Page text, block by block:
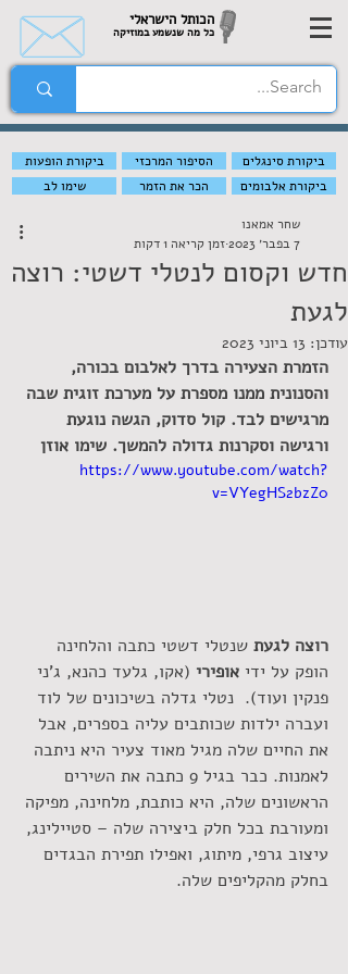
הכותל הישראלי
כל מה שנשמע במוזיקה
ביקורת הופעות הסיפור המרכזי
ביקורת סינגלים
שימו לב
הכר את הזמר ביקורת אלבומים
חדש וקסום לנטלי דשטי: רוצה
לגעת
שחר אמאנו
7 בפבר׳ 2023
זמן קריאה 1 דקות
עודכן: 13 ביוני 2023
הזמרת הצעירה בדרך לאלבום בכורה,
והסנונית ממנו מספרת על מערכת זוגית שבה
מרגישים לבד. קול סדוק, הגשה נוגעת
ורגישה וסקרנות גדולה להמשך. שימו אוזן
https://www.youtube.com/watch?
v=VYegHS2bzZ0
רוצה לגעת שנטלי דשטי כתבה והלחינה
הופק על ידי אופירי (אקו, גלעד כהנא, ג'ני
פנקין ועוד).  נטלי גדלה בשיכונים של לוד
ועברה ילדות שכותבים עליה בספרים, אבל
את החיים שלה מגיל מאוד צעיר היא ניתבה
לאמנות. כבר בגיל 9 כתבה את השירים
הראשונים שלה, היא כותבת, מלחינה, מפיקה
ומעורבת בכל חלק ביצירה שלה – סטיילינג,
עיצוב גרפי, מיתוג, ואפילו תפירת הבגדים
בחלק מהקליפים שלה.